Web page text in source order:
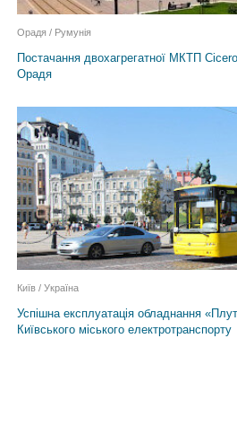
Постачання двохагрегатної МКТП
Орадя
Орадя / Румунiя
Успішна експлуатація обладнання
Київського міського електротранспорту
Київ / Україна